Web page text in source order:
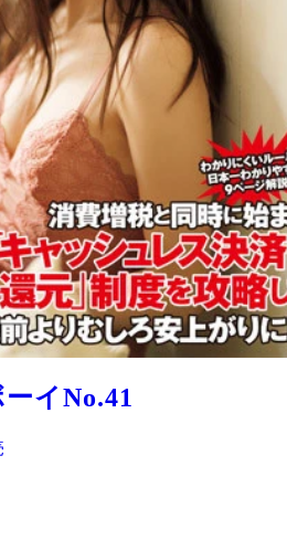
イNo.41